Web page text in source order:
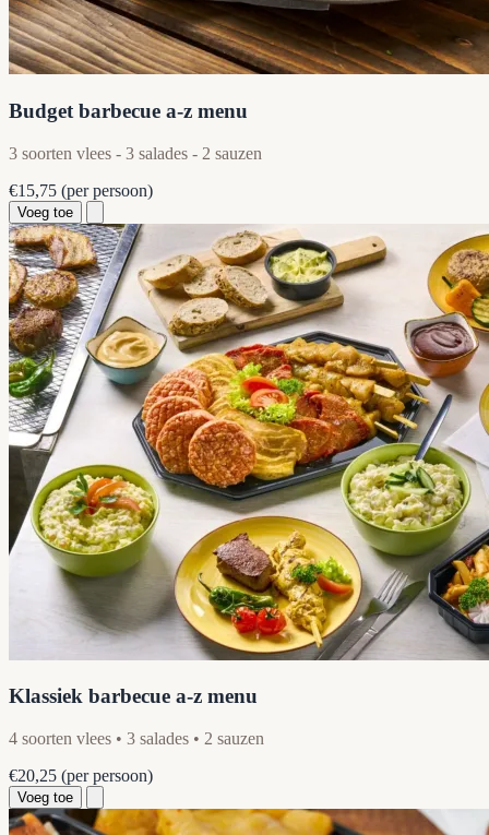
Budget barbecue a-z menu
3 soorten vlees - 3 salades - 2 sauzen
€15,75 (per persoon)
Voeg toe
Klassiek barbecue a-z menu
4 soorten vlees • 3 salades • 2 sauzen
€20,25 (per persoon)
Voeg toe